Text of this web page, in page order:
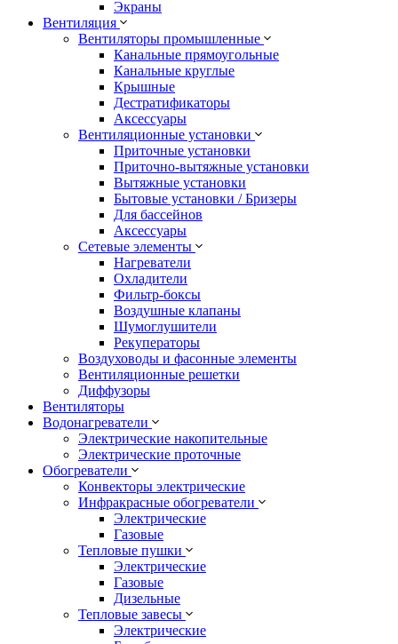
Экраны
Вентиляция
Вентиляторы промышленные
Канальные прямоугольные
Канальные круглые
Крышные
Дестратификаторы
Аксессуары
Вентиляционные установки
Приточные установки
Приточно-вытяжные установки
Вытяжные установки
Бытовые установки / Бризеры
Для бассейнов
Аксессуары
Сетевые элементы
Нагреватели
Охладители
Фильтр-боксы
Воздушные клапаны
Шумоглушители
Рекуператоры
Воздуховоды и фасонные элементы
Вентиляционные решетки
Диффузоры
Вентиляторы
Водонагреватели
Электрические накопительные
Электрические проточные
Обогреватели
Конвекторы электрические
Инфракрасные обогреватели
Электрические
Газовые
Тепловые пушки
Электрические
Газовые
Дизельные
Тепловые завесы
Электрические